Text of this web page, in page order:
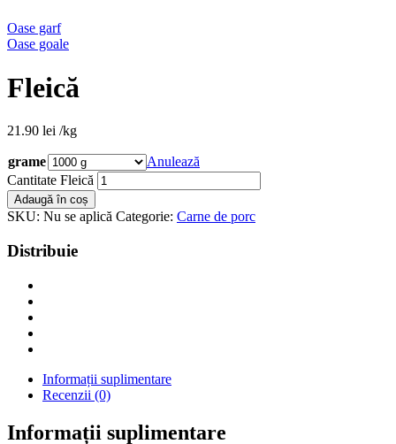
Oase garf
Oase goale
Fleică
21.90 lei /kg
grame
Anulează
Cantitate Fleică
Adaugă în coș
SKU: Nu se aplică Categorie: Carne de porc
Distribuie
Informații suplimentare
Recenzii (0)
Informații suplimentare